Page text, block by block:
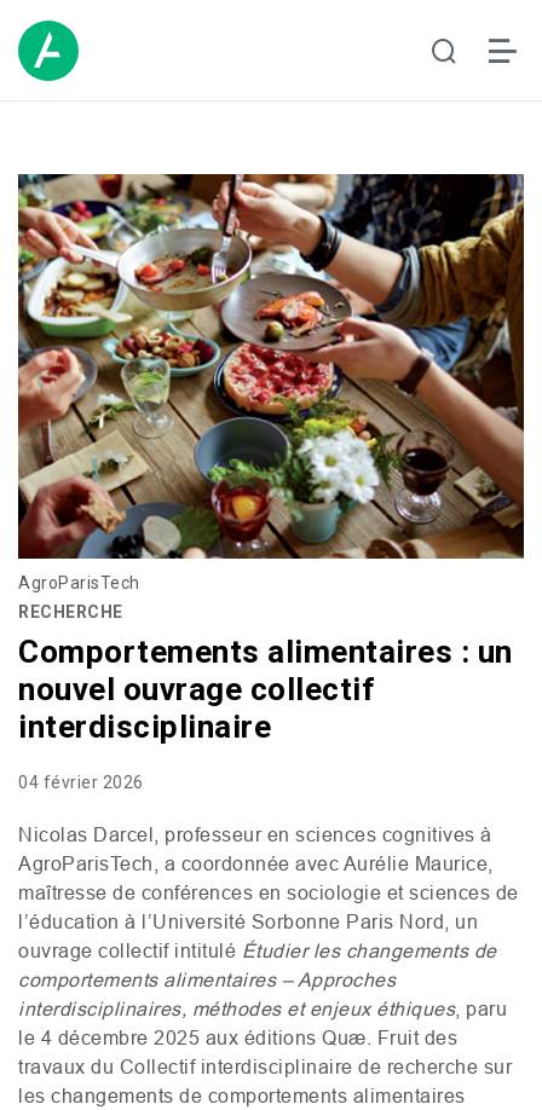
AgroParisTech
RECHERCHE
Comportements alimentaires : un
nouvel ouvrage collectif
interdisciplinaire
04 février 2026
Nicolas Darcel, professeur en sciences cognitives à
AgroParisTech, a coordonnée avec Aurélie Maurice,
maîtresse de conférences en sociologie et sciences de
l’éducation à l’Université Sorbonne Paris Nord, un
ouvrage collectif intitulé Étudier les changements de
comportements alimentaires – Approches
interdisciplinaires, méthodes et enjeux éthiques, paru
le 4 décembre 2025 aux éditions Quæ. Fruit des
travaux du Collectif interdisciplinaire de recherche sur
les changements de comportements alimentaires